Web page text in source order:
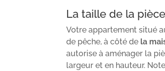
La taille de la
Votre appartement situé
de pêche, à côté de la
autorise à aménager la
largeur et en hauteur.